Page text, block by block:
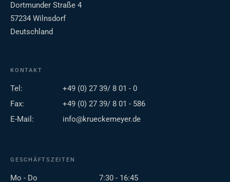
Dortmunder Straße 4
57234 Wilnsdorf
Deutschland
KONTAKT
Tel:
+49 (0) 27 39/ 8 01 - 0
Fax:
+49 (0) 27 39/ 8 01 - 586
E-Mail:
info@krueckemeyer.de
GESCHÄFTSZEITEN
Mo - Do
7:30 - 16:45